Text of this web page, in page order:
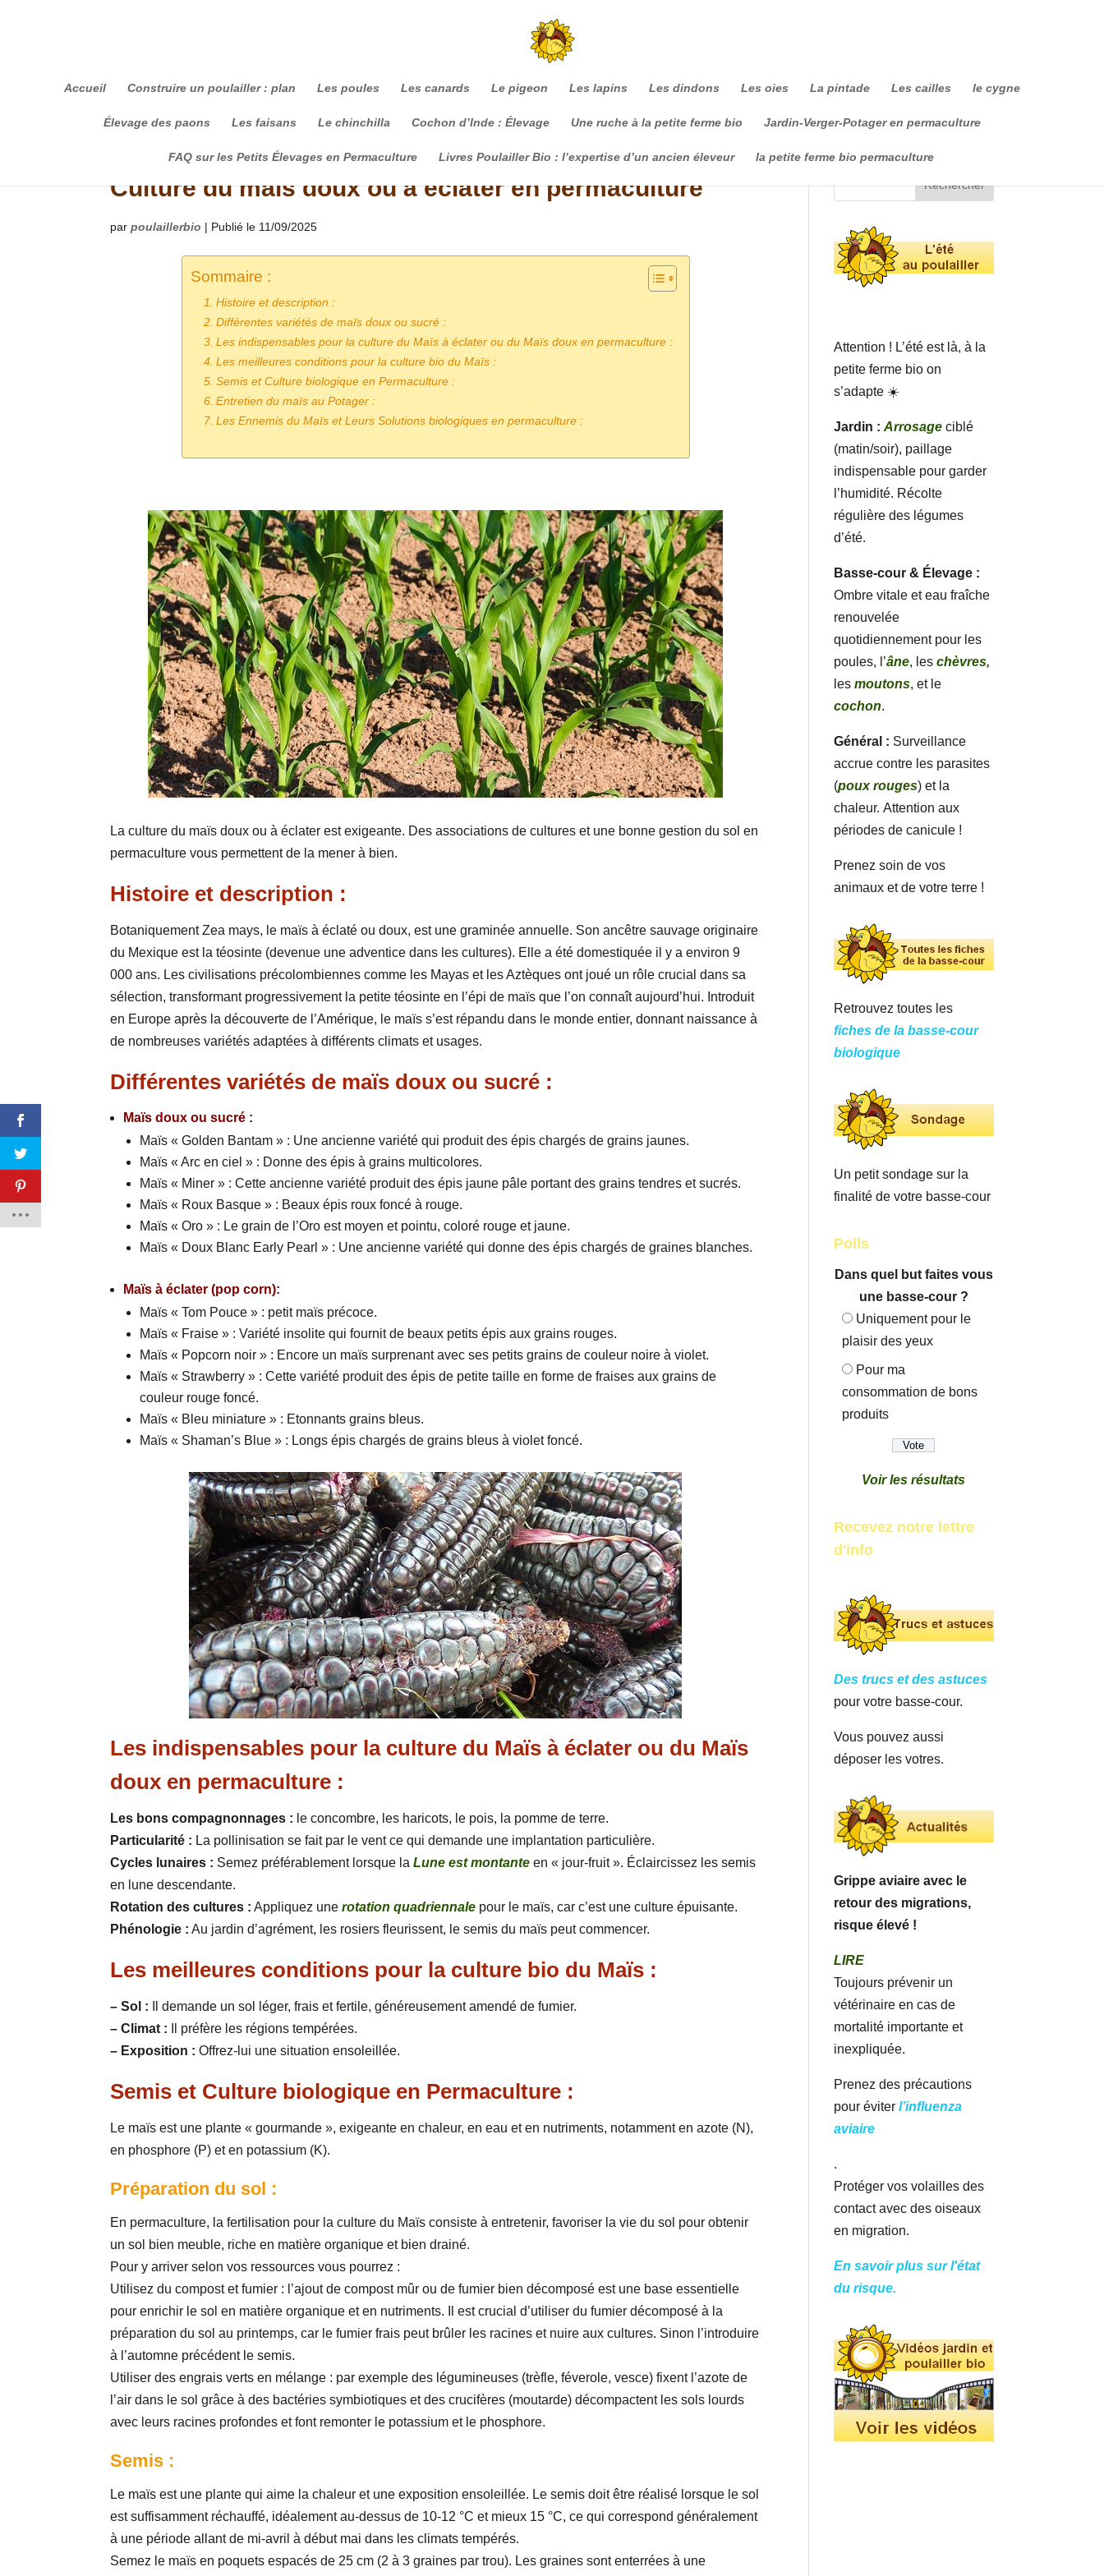
Accueil Construire un poulailler : plan Les poules Les canards Le pigeon Les lapins Les dindons Les oies La pintade Les cailles le cygne
Élevage des paons Les faisans Le chinchilla Cochon d’Inde : Élevage Une ruche à la petite ferme bio Jardin-Verger-Potager en permaculture
FAQ sur les Petits Élevages en Permaculture Livres Poulailler Bio : l’expertise d’un ancien éleveur la petite ferme bio permaculture
Culture du maïs doux ou à éclater en permaculture
parpoulaillerbio | Publié le 11/09/2025
Sommaire :
Histoire et description :
Différentes variétés de maïs doux ou sucré :
Les indispensables pour la culture du Maïs à éclater ou du Maïs doux en permaculture :
Les meilleures conditions pour la culture bio du Maïs :
Semis et Culture biologique en Permaculture :
Entretien du maïs au Potager :
Les Ennemis du Maïs et Leurs Solutions biologiques en permaculture :
La culture du maïs doux ou à éclater est exigeante. Des associations de cultures et une bonne gestion du sol en
permaculture vous permettent de la mener à bien.
Histoire et description :
Botaniquement Zea mays, le maïs à éclaté ou doux, est une graminée annuelle. Son ancêtre sauvage originaire
du Mexique est la téosinte (devenue une adventice dans les cultures). Elle a été domestiquée il y a environ 9
000 ans. Les civilisations précolombiennes comme les Mayas et les Aztèques ont joué un rôle crucial dans sa
sélection, transformant progressivement la petite téosinte en l’épi de maïs que l’on connaît aujourd’hui. Introduit
en Europe après la découverte de l’Amérique, le maïs s’est répandu dans le monde entier, donnant naissance à
de nombreuses variétés adaptées à différents climats et usages.
Différentes variétés de maïs doux ou sucré :
Maïs doux ou sucré :
Maïs « Golden Bantam » : Une ancienne variété qui produit des épis chargés de grains jaunes.
Maïs « Arc en ciel » : Donne des épis à grains multicolores.
Maïs « Miner » : Cette ancienne variété produit des épis jaune pâle portant des grains tendres et sucrés.
Maïs « Roux Basque » : Beaux épis roux foncé à rouge.
Maïs « Oro » : Le grain de l’Oro est moyen et pointu, coloré rouge et jaune.
Maïs « Doux Blanc Early Pearl » : Une ancienne variété qui donne des épis chargés de graines blanches.
Maïs à éclater (pop corn):
Maïs « Tom Pouce » : petit maïs précoce.
Maïs « Fraise » : Variété insolite qui fournit de beaux petits épis aux grains rouges.
Maïs « Popcorn noir » : Encore un maïs surprenant avec ses petits grains de couleur noire à violet.
Maïs « Strawberry » : Cette variété produit des épis de petite taille en forme de fraises aux grains de
couleur rouge foncé.
Maïs « Bleu miniature » : Etonnants grains bleus.
Maïs « Shaman’s Blue » : Longs épis chargés de grains bleus à violet foncé.
Les indispensables pour la culture du Maïs à éclater ou du Maïs
doux en permaculture :
Les bons compagnonnages : le concombre, les haricots, le pois, la pomme de terre.
Particularité : La pollinisation se fait par le vent ce qui demande une implantation particulière.
Cycles lunaires : Semez préférablement lorsque laLune est montante en « jour-fruit ». Éclaircissez les semis
en lune descendante.
Rotation des cultures : Appliquez unerotation quadriennale pour le maïs, car c’est une culture épuisante.
Phénologie : Au jardin d’agrément, les rosiers fleurissent, le semis du maïs peut commencer.
Les meilleures conditions pour la culture bio du Maïs :
– Sol : Il demande un sol léger, frais et fertile, généreusement amendé de fumier.
– Climat : Il préfère les régions tempérées.
– Exposition : Offrez-lui une situation ensoleillée.
Semis et Culture biologique en Permaculture :
Le maïs est une plante « gourmande », exigeante en chaleur, en eau et en nutriments, notamment en azote (N),
en phosphore (P) et en potassium (K).
Préparation du sol :
En permaculture, la fertilisation pour la culture du Maïs consiste à entretenir, favoriser la vie du sol pour obtenir
un sol bien meuble, riche en matière organique et bien drainé.
Pour y arriver selon vos ressources vous pourrez :
Utilisez du compost et fumier : l’ajout de compost mûr ou de fumier bien décomposé est une base essentielle
pour enrichir le sol en matière organique et en nutriments. Il est crucial d’utiliser du fumier décomposé à la
préparation du sol au printemps, car le fumier frais peut brûler les racines et nuire aux cultures. Sinon l’introduire
à l’automne précédent le semis.
Utiliser des engrais verts en mélange : par exemple des légumineuses (trèfle, féverole, vesce) fixent l’azote de
l’air dans le sol grâce à des bactéries symbiotiques et des crucifères (moutarde) décompactent les sols lourds
avec leurs racines profondes et font remonter le potassium et le phosphore.
Semis :
Le maïs est une plante qui aime la chaleur et une exposition ensoleillée. Le semis doit être réalisé lorsque le sol
est suffisamment réchauffé, idéalement au-dessus de 10-12 °C et mieux 15 °C, ce qui correspond généralement
à une période allant de mi-avril à début mai dans les climats tempérés.
Semez le maïs en poquets espacés de 25 cm (2 à 3 graines par trou). Les graines sont enterrées à une
Attention ! L’été est là, à la
petite ferme bio on
s’adapte ☀️
Jardin : Arrosage ciblé
(matin/soir), paillage
indispensable pour garder
l’humidité. Récolte
régulière des légumes
d’été.
Basse-cour & Élevage :
Ombre vitale et eau fraîche
renouvelée
quotidiennement pour les
poules, l’âne, leschèvres,
lesmoutons, et le
cochon.
Général : Surveillance
accrue contre les parasites
(poux rouges) et la
chaleur. Attention aux
périodes de canicule !
Prenez soin de vos
animaux et de votre terre !
Retrouvez toutes les
fiches de la basse-cour
biologique
Un petit sondage sur la
finalité de votre basse-cour
Polls
Dans quel but faites vous
une basse-cour ?
Uniquement pour le
plaisir des yeux
Pour ma
consommation de bons
produits
Voir les résultats
Recevez notre lettre
d'info
Des trucs et des astuces
pour votre basse-cour.
Vous pouvez aussi
déposer les votres.
Grippe aviaire avec le
retour des migrations,
risque élevé !
LIRE
Toujours prévenir un
vétérinaire en cas de
mortalité importante et
inexpliquée.
Prenez des précautions
pour éviterl’influenza
aviaire
.
Protéger vos volailles des
contact avec des oiseaux
en migration.
En savoir plus sur l'état
du risque.